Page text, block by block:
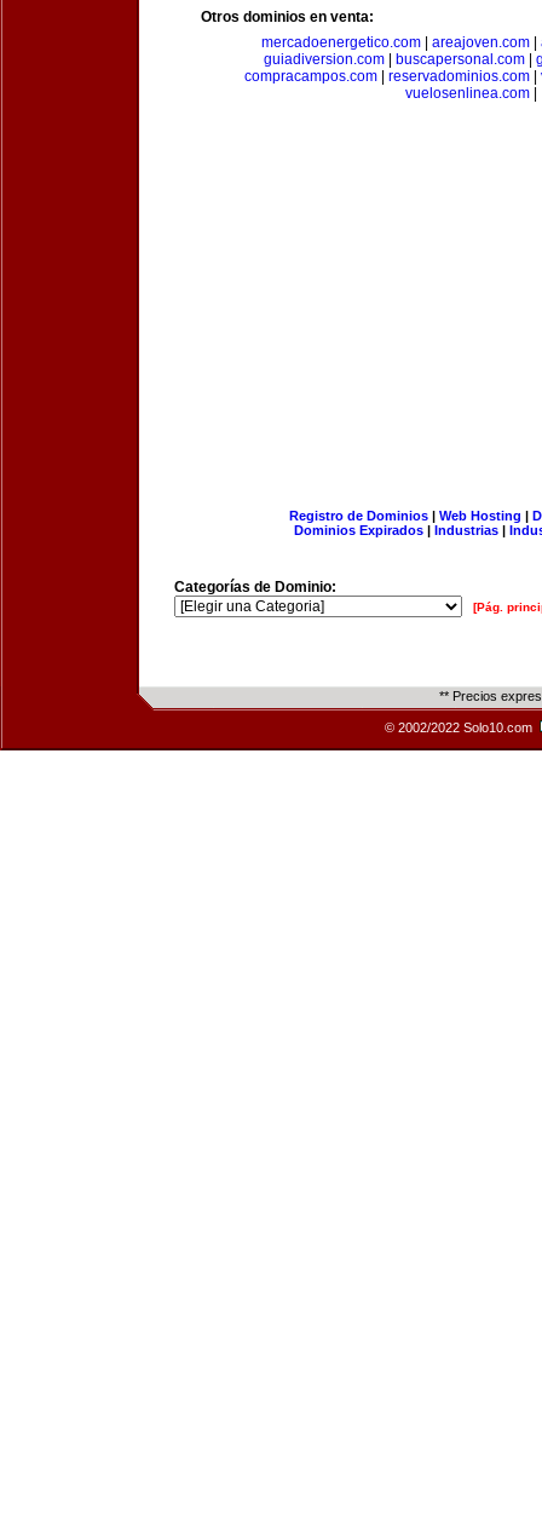
Otros dominios en venta:
mercadoenergetico.com| areajoven.com|
guiadiversion.com| buscapersonal.com|
compracampos.com| reservadominios.com|
vuelosenlinea.com|
Registro de Dominios| Web Hosting |
Dominios Expirados | Industrias |
Categorías de Dominio:
[Pág.
** Precios
© 2002/2022 Solo10.com